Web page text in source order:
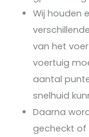
Wij houden
van het
voertuig
aantal
snelhuid
Daarna
gecheckt of